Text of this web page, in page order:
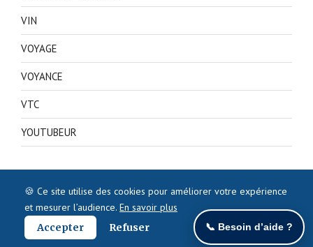
VIN
VOYAGE
VOYANCE
VTC
YOUTUBEUR
🍪 Ce site utilise des cookies pour améliorer votre expérience
et mesurer l’audience. En savoir plus
Accepter
Refuser 📞 Besoin d’aide ?